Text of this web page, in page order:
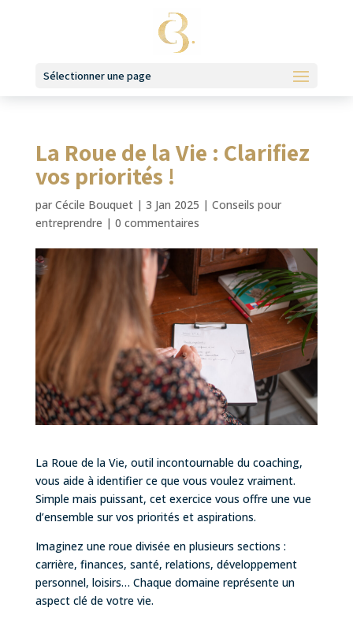
Sélectionner une page
La Roue de la Vie : Clarifiez
vos priorités !
par Cécile Bouquet| 3 Jan 2025 | Conseils pour
entreprendre | 0 commentaires
La Roue de la Vie, outil incontournable du coaching,
vous aide à identifier ce que vous voulez vraiment.
Simple mais puissant, cet exercice vous offre une vue
d’ensemble sur vos priorités et aspirations.
Imaginez une roue divisée en plusieurs sections :
carrière, finances, santé, relations, développement
personnel, loisirs… Chaque domaine représente un
aspect clé de votre vie.